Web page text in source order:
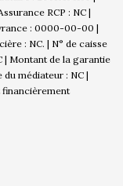
RCP : NC |
: 0000-00-00 |
: NC. | N° de caisse
| Montant de la garantie
du médiateur : NC |
financièrement